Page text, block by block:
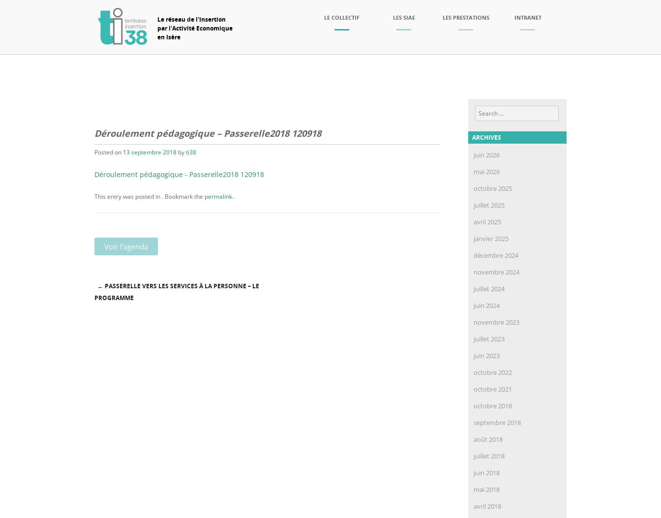
Le réseau de l'Insertion
par l'Activité Economique
en Isère
LE COLLECTIF LES SIAE LES PRESTATIONS INTRANET
Déroulement pédagogique – Passerelle2018 120918
Posted on 13 septembre 2018 byti38
Déroulement pédagogique - Passerelle2018 120918
This entry was posted in . Bookmark the permalink.
Voir l'agenda
Post navigation
← PASSERELLE VERS LES SERVICES À LA PERSONNE – LE
PROGRAMME
Search
ARCHIVES
juin 2026
mai 2026
octobre 2025
juillet 2025
avril 2025
janvier 2025
décembre 2024
novembre 2024
juillet 2024
juin 2024
novembre 2023
juillet 2023
juin 2023
octobre 2022
octobre 2021
octobre 2018
septembre 2018
août 2018
juillet 2018
juin 2018
mai 2018
avril 2018